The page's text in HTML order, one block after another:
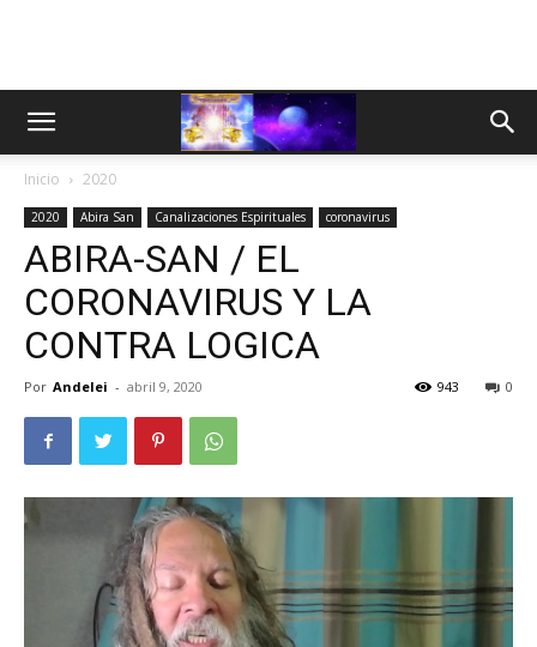
Inicio 2020
2020 Abira San Canalizaciones Espirituales coronavirus
ABIRA-SAN / EL
CORONAVIRUS Y LA
CONTRA LOGICA
Por Andelei - abril 9, 2020 0
943